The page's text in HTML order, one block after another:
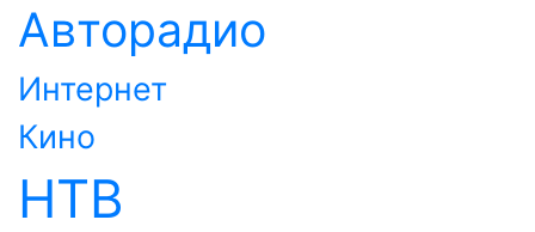
Авторадио
Интернет
Кино
НТВ